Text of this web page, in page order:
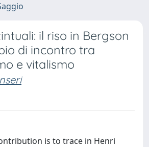
il riso in Bergson
di incontro tra
e vitalismo
is to trace in Henri